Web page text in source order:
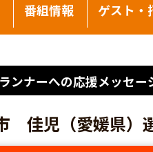
番組情報 ゲスト・
ンナーへの応援メッセー
佳児（愛媛県）